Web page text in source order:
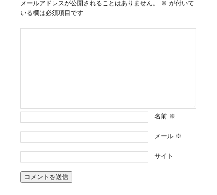
メールアドレスが公開されることはありません。 ※ が付いて
いる欄は必須項目です
名前 ※
メール ※
サイト